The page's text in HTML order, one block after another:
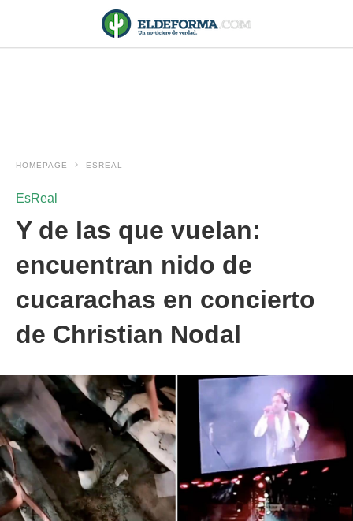
HOMEPAGE ESREAL
EsReal
Y de las que vuelan:
encuentran nido de
cucarachas en concierto
de Christian Nodal